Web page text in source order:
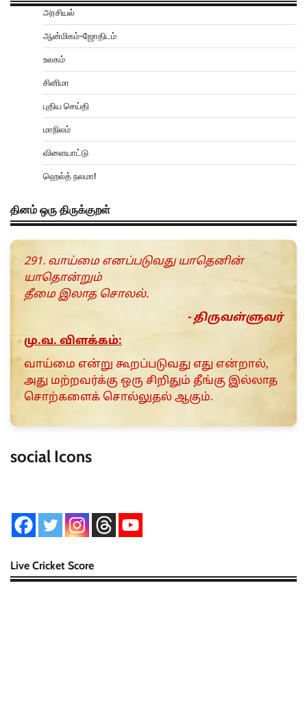
அரசியல்
ஆன்மிகம்-ஜோதிடம்
உலகம்
சினிமா
புதிய செய்தி
மாநிலம்
விளையாட்டு
ஹெல்த் நலமா!
தினம் ஒரு திருக்குறள்
291. வாய்மை எனப்படுவது யாதெனின்
யாதொன்றும்
தீமை இலாத சொலல்.
- திருவள்ளுவர்
மு.வ. விளக்கம்:
வாய்மை என்று கூறப்படுவது எது என்றால்,
அது மற்றவர்க்கு ஒரு சிறிதும் தீங்கு இல்லாத
சொற்களைக் சொல்லுதல் ஆகும்.
social Icons
Live Cricket Score